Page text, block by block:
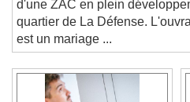
d'une ZAC en plein
quartier de La Défense.
est un mariage ...